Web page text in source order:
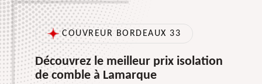
COUVREUR BORDEAUX 33
Découvrez le meilleur prix isolation
de comble à Lamarque